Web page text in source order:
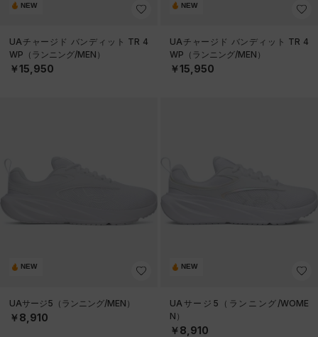
NEW
UAチャージド バンディット TR 4
WP（ランニング/MEN）
￥15,950
NEW
UAチャージド バンディット TR 4
WP（ランニング/MEN）
￥15,950
NEW
UAサージ5（ランニング/MEN）
￥8,910
NEW
UAサージ5（ランニング/WOME
N）
￥8,910